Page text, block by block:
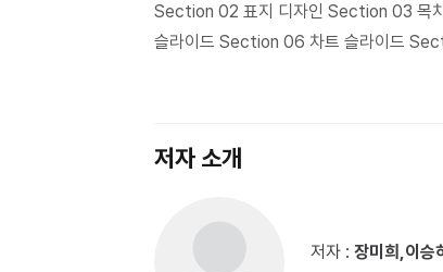
Section 02 표지 디자인 Section 03 목
슬라이드 Section 06 차트 슬라이드
저자 소개
저자 : 장미희,이승